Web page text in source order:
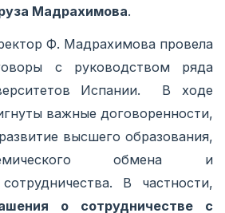
Мадрахимова.
Ф. Мадрахимова провела
с руководством ряда
Испании. В ходе
важные договоренности,
высшего образования,
обмена и
В частности,
о сотрудничестве с